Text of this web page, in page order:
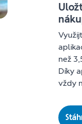
než
Díky
vždy